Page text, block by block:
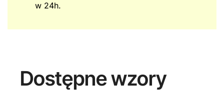
w 24h.
Dostępne wzory